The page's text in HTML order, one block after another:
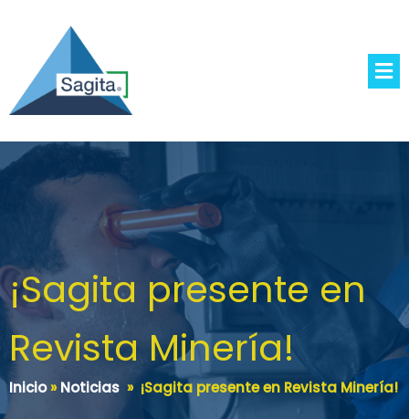
¡Sagita presente en
Revista Minería!
Inicio»Noticias » ¡Sagita presente en Revista Minería!